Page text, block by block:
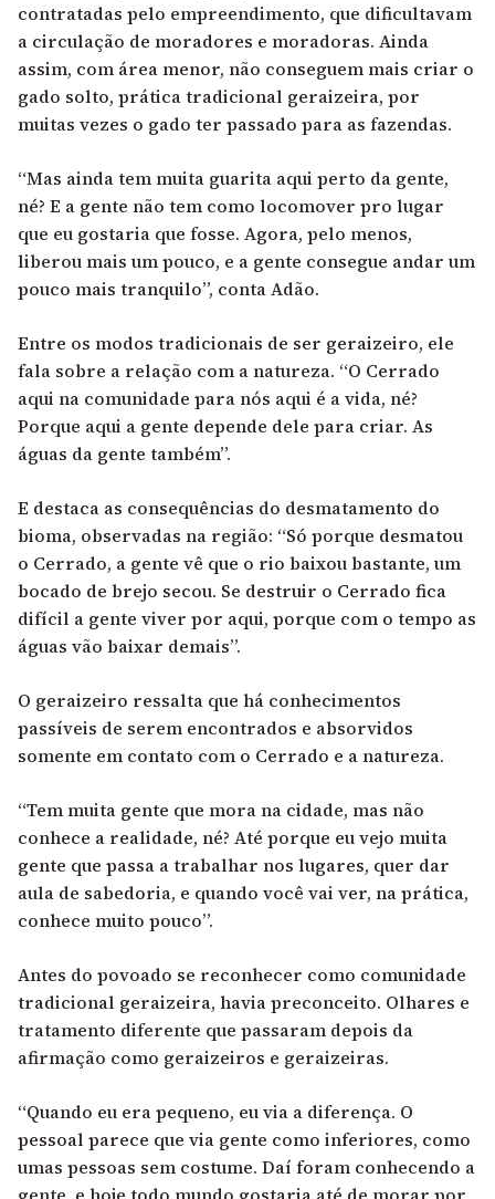
contratadas pelo empreendimento, que dificultavam
a circulação de moradores e moradoras. Ainda
assim, com área menor, não conseguem mais criar o
gado solto, prática tradicional geraizeira, por
muitas vezes o gado ter passado para as fazendas.
“Mas ainda tem muita guarita aqui perto da gente,
né? E a gente não tem como locomover pro lugar
que eu gostaria que fosse. Agora, pelo menos,
liberou mais um pouco, e a gente consegue andar um
pouco mais tranquilo”, conta Adão.
Entre os modos tradicionais de ser geraizeiro, ele
fala sobre a relação com a natureza. “O Cerrado
aqui na comunidade para nós aqui é a vida, né?
Porque aqui a gente depende dele para criar. As
águas da gente também”.
E destaca as consequências do desmatamento do
bioma, observadas na região: “Só porque desmatou
o Cerrado, a gente vê que o rio baixou bastante, um
bocado de brejo secou. Se destruir o Cerrado fica
difícil a gente viver por aqui, porque com o tempo as
águas vão baixar demais”.
O geraizeiro ressalta que há conhecimentos
passíveis de serem encontrados e absorvidos
somente em contato com o Cerrado e a natureza.
“Tem muita gente que mora na cidade, mas não
conhece a realidade, né? Até porque eu vejo muita
gente que passa a trabalhar nos lugares, quer dar
aula de sabedoria, e quando você vai ver, na prática,
conhece muito pouco”.
Antes do povoado se reconhecer como comunidade
tradicional geraizeira, havia preconceito. Olhares e
tratamento diferente que passaram depois da
afirmação como geraizeiros e geraizeiras.
“Quando eu era pequeno, eu via a diferença. O
pessoal parece que via gente como inferiores, como
umas pessoas sem costume. Daí foram conhecendo a